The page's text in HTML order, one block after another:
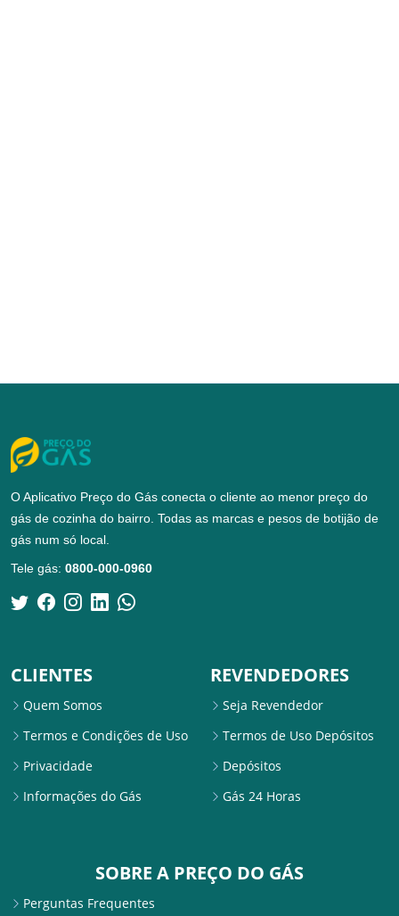
O Aplicativo Preço do Gás conecta o cliente ao menor preço do
gás de cozinha do bairro. Todas as marcas e pesos de botijão de
gás num só local.
Tele gás: 0800-000-0960
CLIENTES
Quem Somos
Termos e Condições de Uso
Privacidade
Informações do Gás
REVENDEDORES
Seja Revendedor
Termos de Uso Depósitos
Depósitos
Gás 24 Horas
SOBRE A PREÇO DO GÁS
Perguntas Frequentes